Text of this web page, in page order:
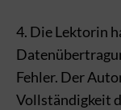
4. Die Lektorin
Fehler. Der
Vollständigkeit